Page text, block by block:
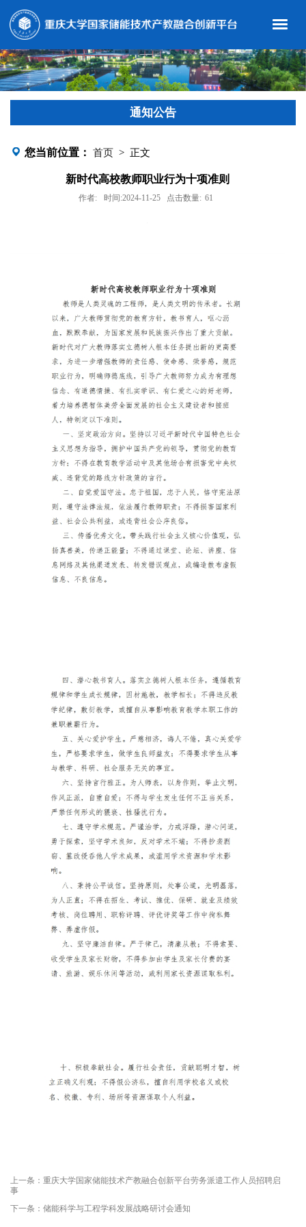
通知公告
您当前位置： 首页> 正文
新时代高校教师职业行为十项准则
作者: 时间:2024-11-25 点击数量: 61
上一条：重庆大学国家储能技术产教融合创新平台劳务派遣工作人员招聘启
事
下一条：储能科学与工程学科发展战略研讨会通知